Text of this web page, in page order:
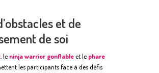
et de
de soi
, le ninja warrior gonflableet le phare
les participants face à des défis